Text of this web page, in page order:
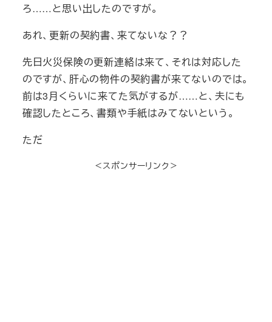
ろ……と思い出したのですが。
あれ、更新の契約書、来てないな？？
先日火災保険の更新連絡は来て、それは対応した
のですが、肝心の物件の契約書が来てないのでは。
前は3月くらいに来てた気がするが……と、夫にも
確認したところ、書類や手紙はみてないという。
ただ
＜スポンサーリンク＞